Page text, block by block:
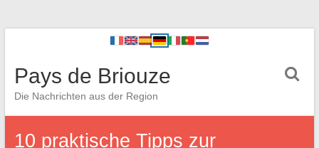
Pays de Briouze
Die Nachrichten aus der Region
10 praktische Tipps zur